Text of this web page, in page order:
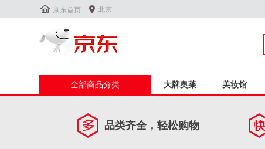
 京东首页  北京
全部商品分类 大牌奥莱 美妆馆
品类齐全，轻松购物